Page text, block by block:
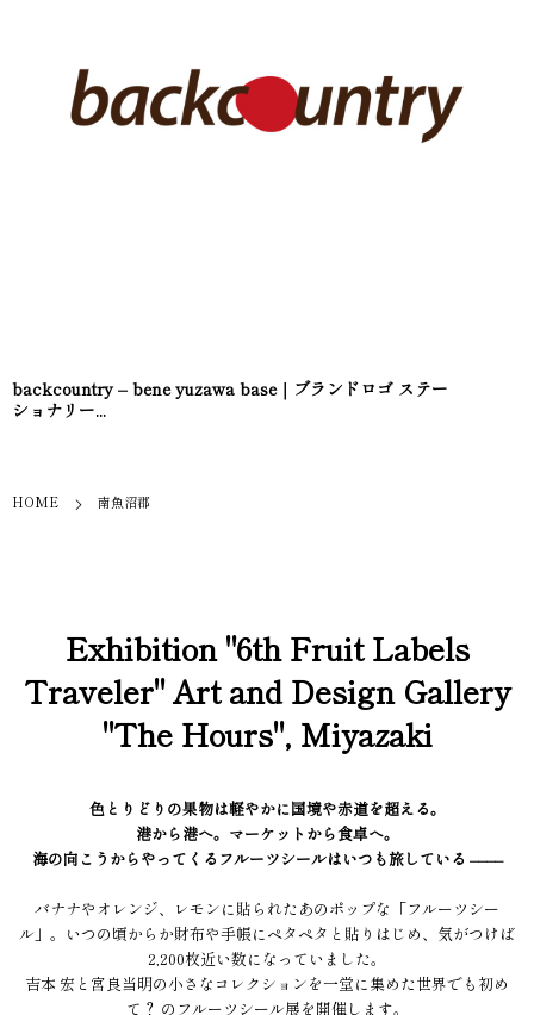
backcountry – bene yuzawa base｜ブランドロゴ ステー
ショナリー...
HOME 南魚沼郡
Exhibition "6th Fruit Labels
Traveler" Art and Design Gallery
"The Hours", Miyazaki
色とりどりの果物は軽やかに国境や赤道を超える。
港から港へ。マーケットから食卓へ。
海の向こうからやってくるフルーツシールはいつも旅している ––––
バナナやオレンジ、レモンに貼られたあのポップな「フルーツシー
ル」。いつの頃からか財布や手帳にペタペタと貼りはじめ、気がつけば
2,200枚近い数になっていました。
吉本 宏と宮良当明の小さなコレクションを一堂に集めた世界でも初め
て？ のフルーツシール展を開催します。